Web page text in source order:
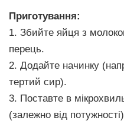
Приготування:
1. Збийте яйця з
перець.
2. Додайте начинку
тертий сир).
3. Поставте в
(залежно від